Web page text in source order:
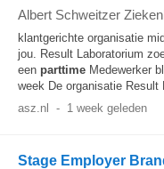
Albert Schweitzer
klantgerichte organisatie
jou. Result Laboratorium
een parttime Medewerker
week De organisatie Result
asz.nl
- 1 week geleden
Stage Employer